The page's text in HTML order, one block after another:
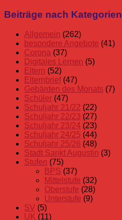
Beiträge nach Kategorien
Allgemein (262)
besondere Angebote (41)
Corona (37)
Digitales Lernen (5)
Eltern (52)
Elternbrief(47)
Gebärden des Monats (7)
Schüler (47)
Schuljahr 21/22 (22)
Schuljahr 22/23 (27)
Schuljahr 23/24 (23)
Schuljahr 24/25 (44)
Schuljahr 25/26 (48)
Stadt Sankt Augustin (3)
Stufen (75)
BPS (37)
Mittelstufe (32)
Oberstufe (28)
Unterstufe (9)
SV (5)
UK (11)